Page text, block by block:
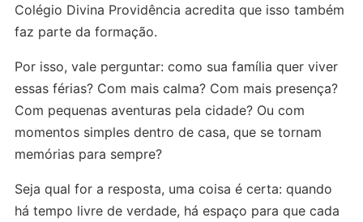
Colégio Divina Providência acredita que isso também
faz parte da formação.
Por isso, vale perguntar: como sua família quer viver
essas férias? Com mais calma? Com mais presença?
Com pequenas aventuras pela cidade? Ou com
momentos simples dentro de casa, que se tornam
memórias para sempre?
Seja qual for a resposta, uma coisa é certa: quando
há tempo livre de verdade, há espaço para que cada